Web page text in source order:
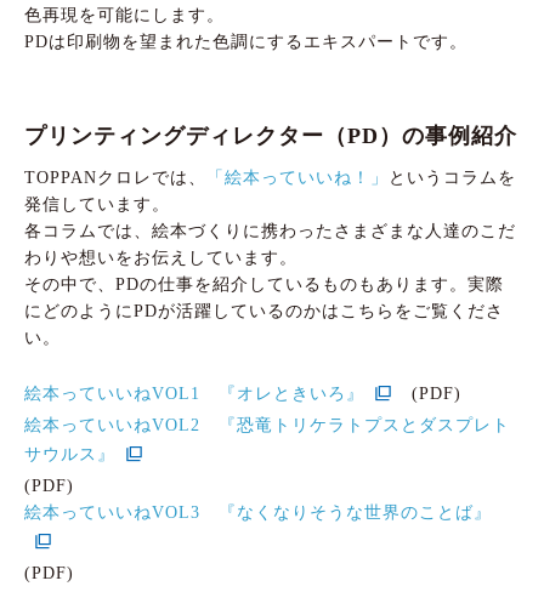
色再現を可能にします。
PDは印刷物を望まれた色調にするエキスパートです。
プリンティングディレクター（PD）の事例紹介
TOPPANクロレでは、 「絵本っていいね！」
というコラムを
発信しています。
各コラムでは、絵本づくりに携わったさまざまな人達のこだ
わりや想いをお伝えしています。
その中で、PDの仕事を紹介しているものもあります。実際
にどのようにPDが活躍しているのかはこちらをご覧くださ
い。
絵本っていいねVOL1 『オレときいろ』
(PDF)
絵本っていいねVOL2 『恐竜トリケラトプスとダスプレト
サウルス』
(PDF)
絵本っていいねVOL3 『なくなりそうな世界のことば』
(PDF)